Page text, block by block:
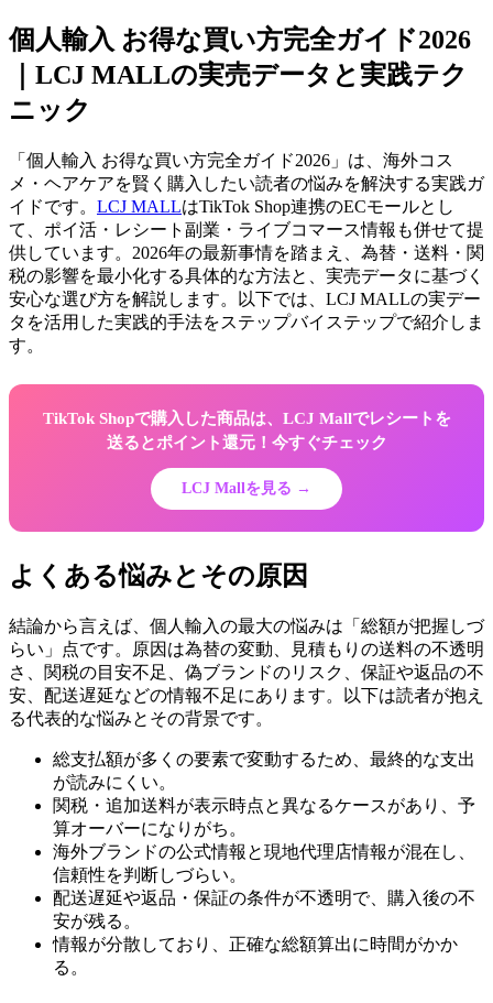
個人輸入 お得な買い方完全ガイド2026
｜LCJ MALLの実売データと実践テク
ニック
「個人輸入 お得な買い方完全ガイド2026」は、海外コス
メ・ヘアケアを賢く購入したい読者の悩みを解決する実践ガ
イドです。 LCJ MALLはTikTok Shop連携のECモールとし
て、ポイ活・レシート副業・ライブコマース情報も併せて提
供しています。2026年の最新事情を踏まえ、為替・送料・関
税の影響を最小化する具体的な方法と、実売データに基づく
安心な選び方を解説します。以下では、LCJ MALLの実デー
タを活用した実践的手法をステップバイステップで紹介しま
す。
TikTok Shopで購入した商品は、LCJ Mallでレシートを
送るとポイント還元！今すぐチェック
LCJ Mallを見る →
よくある悩みとその原因
結論から言えば、個人輸入の最大の悩みは「総額が把握しづ
らい」点です。原因は為替の変動、見積もりの送料の不透明
さ、関税の目安不足、偽ブランドのリスク、保証や返品の不
安、配送遅延などの情報不足にあります。以下は読者が抱え
る代表的な悩みとその背景です。
総支払額が多くの要素で変動するため、最終的な支出
が読みにくい。
関税・追加送料が表示時点と異なるケースがあり、予
算オーバーになりがち。
海外ブランドの公式情報と現地代理店情報が混在し、
信頼性を判断しづらい。
配送遅延や返品・保証の条件が不透明で、購入後の不
安が残る。
情報が分散しており、正確な総額算出に時間がかか
る。